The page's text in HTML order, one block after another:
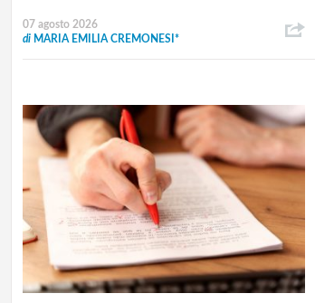
07 agosto 2026
di MARIA EMILIA CREMONESI*